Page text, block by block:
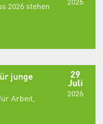
2026 stehen
29
Juli
2026
junge
Arbeit,